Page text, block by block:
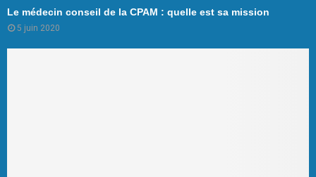
Le médecin conseil de la CPAM : quelle est sa mission
5 juin 2020